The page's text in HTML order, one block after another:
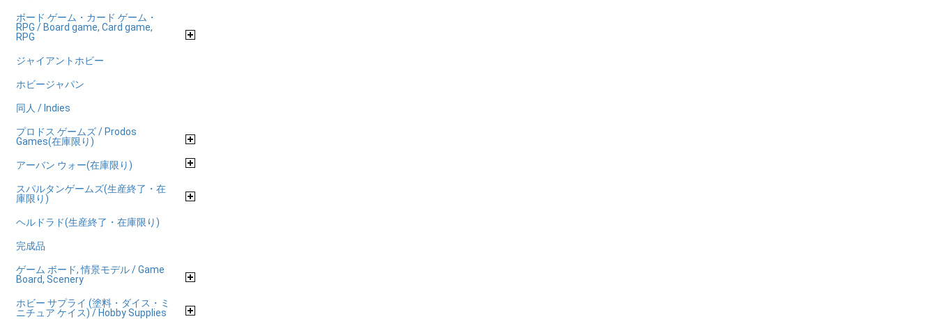
ボード ゲーム・カード ゲーム・
RPG / Board game, Card game,
RPG
ジャイアントホビー
ホビージャパン
同人 / Indies
プロドス ゲームズ / Prodos
Games(在庫限り)
アーバン ウォー(在庫限り)
スパルタンゲームズ(生産終了・在
庫限り)
ヘルドラド(生産終了・在庫限り)
完成品
ゲーム ボード, 情景モデル / Game
Board, Scenery
ホビー サプライ (塗料・ダイス・ミ
ニチュア ケイス) / Hobby Supplies